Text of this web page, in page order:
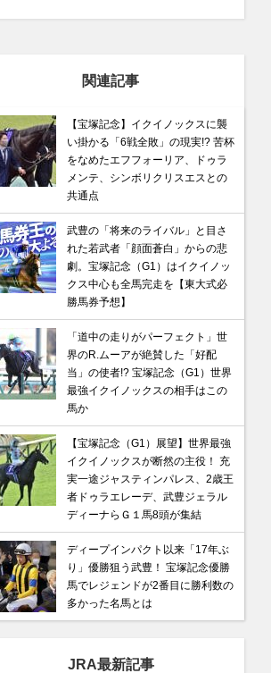
関連記事
【宝塚記念】イクイノックスに襲
い掛かる「6戦全敗」の現実!? 苦杯
をなめたエフフォーリア、ドゥラ
メンテ、シンボリクリスエスとの
共通点
武豊の「将来のライバル」と目さ
れた若武者「顔面蒼白」からの悲
劇。宝塚記念（G1）はイクイノッ
クス中心も全馬完走を【東大式必
勝馬券予想】
「道中の走りがパーフェクト」世
界のR.ムーアが絶賛した「好配
当」の使者!? 宝塚記念（G1）世界
最強イクイノックスの相手はこの
馬か
【宝塚記念（G1）展望】世界最強
イクイノックスが断然の主役！ 充
実一途ジャスティンパレス、2歳王
者ドゥラエレーデ、武豊ジェラル
ディーナらＧ１馬8頭が集結
ディープインパクト以来「17年ぶ
り」優勝狙う武豊！ 宝塚記念優勝
馬でレジェンドが2番目に勝利数の
多かった名馬とは
JRA最新記事